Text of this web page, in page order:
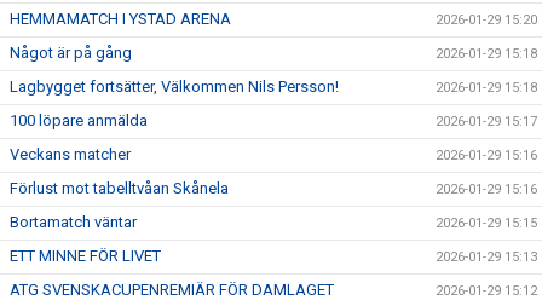
HEMMAMATCH I YSTAD ARENA 2026-01-29 15:20
Något är på gång 2026-01-29 15:18
Lagbygget fortsätter, Välkommen Nils Persson! 2026-01-29 15:18
100 löpare anmälda 2026-01-29 15:17
Veckans matcher 2026-01-29 15:16
Förlust mot tabelltvåan Skånela 2026-01-29 15:16
Bortamatch väntar 2026-01-29 15:15
ETT MINNE FÖR LIVET 2026-01-29 15:13
ATG SVENSKACUPENREMIÄR FÖR DAMLAGET 2026-01-29 15:12